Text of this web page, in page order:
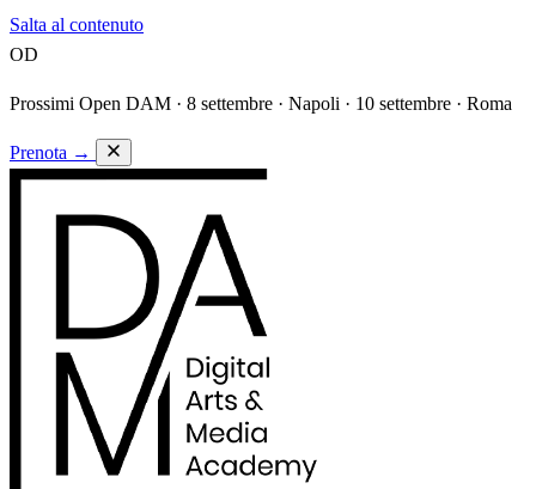
Salta al contenuto
OD
Prossimi Open DAM · 8 settembre · Napoli · 10 settembre · Roma
Prenota →